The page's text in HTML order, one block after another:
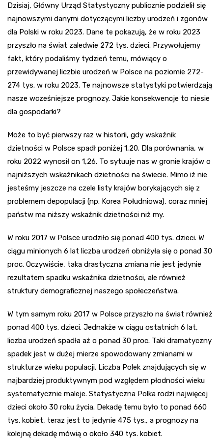
Dzisiaj, Główny Urząd Statystyczny publicznie podzielił się
najnowszymi danymi dotyczącymi liczby urodzeń i zgonów
dla Polski w roku 2023. Dane te pokazują, że w roku 2023
przyszło na świat zaledwie 272 tys. dzieci. Przywołujemy
fakt, który podaliśmy tydzień temu, mówiący o
przewidywanej liczbie urodzeń w Polsce na poziomie 272-
274 tys. w roku 2023. Te najnowsze statystyki potwierdzają
nasze wcześniejsze prognozy. Jakie konsekwencje to niesie
dla gospodarki?
Może to być pierwszy raz w historii, gdy wskaźnik
dzietności w Polsce spadł poniżej 1,20. Dla porównania, w
roku 2022 wynosił on 1,26. To sytuuje nas w gronie krajów o
najniższych wskaźnikach dzietności na świecie. Mimo iż nie
jesteśmy jeszcze na czele listy krajów borykających się z
problemem depopulacji (np. Korea Południowa), coraz mniej
państw ma niższy wskaźnik dzietności niż my.
W roku 2017 w Polsce urodziło się ponad 400 tys. dzieci. W
ciągu minionych 6 lat liczba urodzeń obniżyła się o ponad 30
proc. Oczywiście, taka drastyczna zmiana nie jest jedynie
rezultatem spadku wskaźnika dzietności, ale również
struktury demograficznej naszego społeczeństwa.
W tym samym roku 2017 w Polsce przyszło na świat również
ponad 400 tys. dzieci. Jednakże w ciągu ostatnich 6 lat,
liczba urodzeń spadła aż o ponad 30 proc. Taki dramatyczny
spadek jest w dużej mierze spowodowany zmianami w
strukturze wieku populacji. Liczba Polek znajdujących się w
najbardziej produktywnym pod względem płodności wieku
systematycznie maleje. Statystyczna Polka rodzi najwięcej
dzieci około 30 roku życia. Dekadę temu było to ponad 660
tys. kobiet, teraz jest to jedynie 475 tys., a prognozy na
kolejną dekadę mówią o około 340 tys. kobiet.